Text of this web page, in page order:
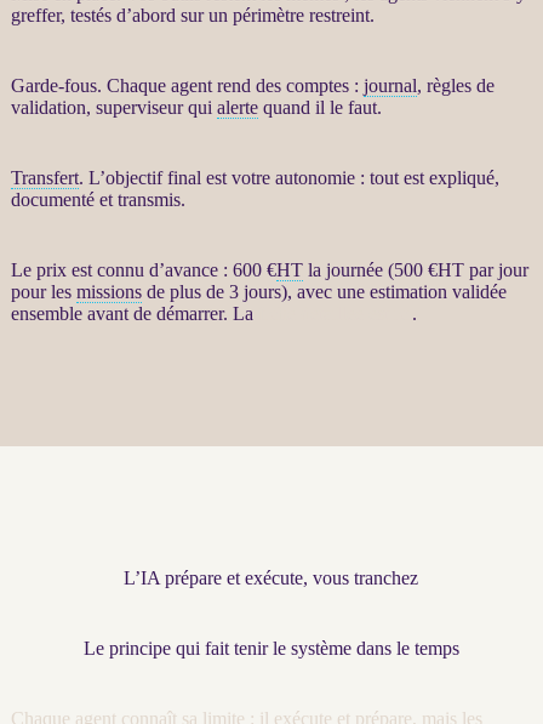
greffer, testés d’abord sur un périmètre restreint.
Garde-fous. Chaque agentrend des comptes : journal, règles de
validation, superviseur qui alertequand il le faut.
Transfert. L’objectif final est votre autonomie : tout est expliqué,
documenté et transmis.
Le prix est connu d’avance : 600 €HTla journée (500 €HTpar jour
pour les missionsde plus de 3 jours), avec une estimation validée
ensemble avant de démarrer. La
.
L’IA prépare et exécute, vous tranchez
Le principe qui fait tenir le système dans le temps
Chaque agent connaît sa limite : il exécute et prépare, mais les